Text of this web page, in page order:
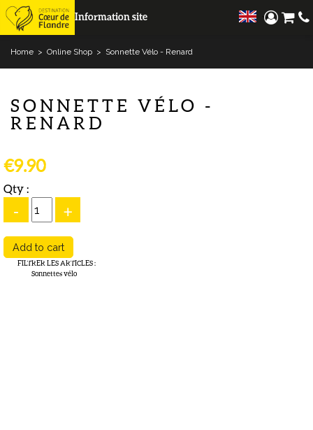
Information site
Home > Online Shop > Sonnette Vélo - Renard
SONNETTE VÉLO -
RENARD
€9.90
Qty :
- +
FILTRER LES ARTICLES:
Sonnettes vélo